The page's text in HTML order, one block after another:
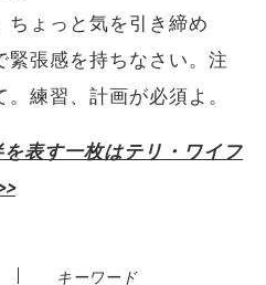
ちょっと気を引き締め
緊張感を持ちなさい。注
練習、計画が必須よ。
表す一枚はテリ・ワイフ
| キーワード